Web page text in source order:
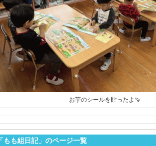
お芋のシールを貼ったよ🍠
「もも組日記」のページ一覧